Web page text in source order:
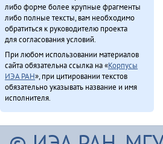
либо форме более крупные фрагменты
либо полные тексты, вам необходимо
обратиться к руководителю проекта
для согласования условий.
При любом использовании материалов
сайта обязательна ссылка на «Корпусы
ИЭА РАН», при цитировании текстов
обязательно указывать название и имя
исполнителя.